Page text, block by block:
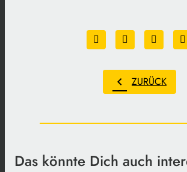
chevron_left ZURÜCK
Das könnte Dich auch